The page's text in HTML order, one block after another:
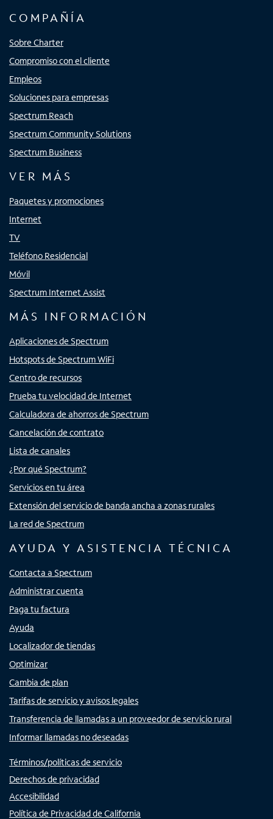
COMPAÑÍA
Sobre Charter
Compromiso con el cliente
Empleos
Soluciones para empresas
Spectrum Reach
Spectrum Community Solutions
Spectrum Business
VER MÁS
Paquetes y promociones
Internet
TV
Teléfono Residencial
Móvil
Spectrum Internet Assist
MÁS INFORMACIÓN
Aplicaciones de Spectrum
Hotspots de Spectrum WiFi
Centro de recursos
Prueba tu velocidad de Internet
Calculadora de ahorros de Spectrum
Cancelación de contrato
Lista de canales
¿Por qué Spectrum?
Servicios en tu área
Extensión del servicio de banda ancha a zonas rurales
La red de Spectrum
AYUDA Y ASISTENCIA TÉCNICA
Contacta a Spectrum
Administrar cuenta
Paga tu factura
Ayuda
Localizador de tiendas
Optimizar
Cambia de plan
Tarifas de servicio y avisos legales
Transferencia de llamadas a un proveedor de servicio rural
Informar llamadas no deseadas
Términos/políticas de servicio
Derechos de privacidad
Accesibilidad
Política de Privacidad de California